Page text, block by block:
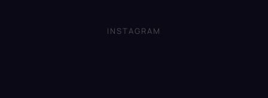
INSTAGRAM